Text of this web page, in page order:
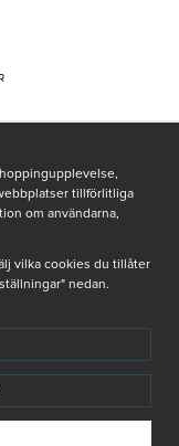
integritetspolicy
våra nyhetsbrev.
FRAMTAGNA OCH GRANSKADE
tillförlitliga
om användarna,
vilka cookies du tillåter
nedan.